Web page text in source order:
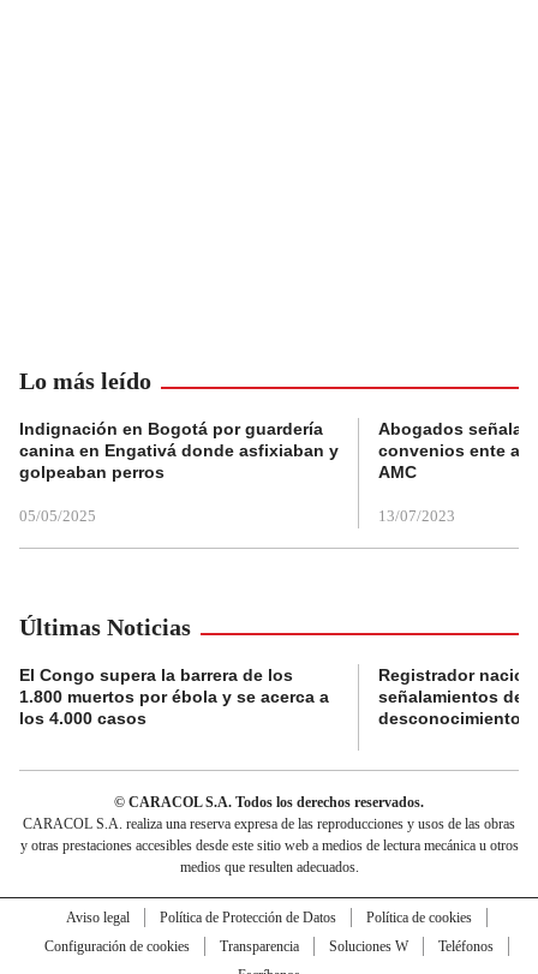
Lo más leído
Indignación en Bogotá por guardería
canina en Engativá donde asfixiaban y
golpeaban perros
05/05/2025
Abogados
convenios ente
AMC
13/07/2023
Últimas Noticias
El Congo supera la barrera de los
1.800 muertos por ébola y se acerca a
los 4.000 casos
Registrador
señalamientos de
desconocimiento
© CARACOL S.A. Todos los derechos reservados.
CARACOL S.A. realiza una reserva expresa de las reproducciones y usos de las obras
y otras prestaciones accesibles desde este sitio web a medios de lectura mecánica u otros
medios que resulten adecuados.
Aviso legal Política de Protección de Datos
Política de cookies
Configuración de cookies
Transparencia Soluciones W
Teléfonos